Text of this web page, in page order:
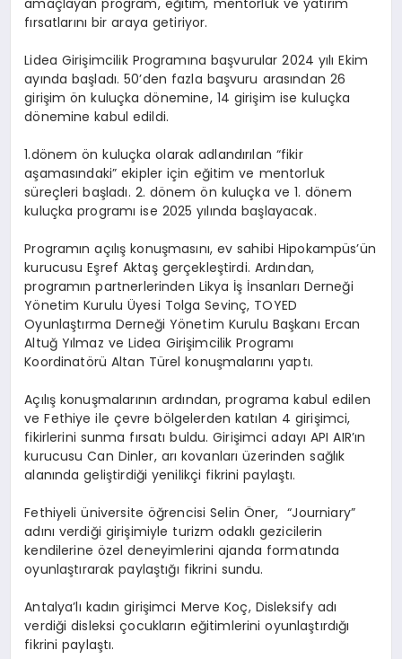
fırsatlarını bir araya getiriyor.
Lidea Girişimcilik Programına başvurular 2024 yılı Ekim
ayında başladı. 50’den fazla başvuru arasından 26
girişim ön kuluçka dönemine, 14 girişim ise kuluçka
dönemine kabul edildi.
1.dönem ön kuluçka olarak adlandırılan “fikir
aşamasındaki” ekipler için eğitim ve mentorluk
süreçleri başladı. 2. dönem ön kuluçka ve 1. dönem
kuluçka programı ise 2025 yılında başlayacak.
Programın açılış konuşmasını, ev sahibi Hipokampüs’ün
kurucusu Eşref Aktaş gerçekleştirdi. Ardından,
programın partnerlerinden Likya İş İnsanları Derneği
Yönetim Kurulu Üyesi Tolga Sevinç, TOYED
Oyunlaştırma Derneği Yönetim Kurulu Başkanı Ercan
Altuğ Yılmaz ve Lidea Girişimcilik Programı
Koordinatörü Altan Türel konuşmalarını yaptı.
Açılış konuşmalarının ardından, programa kabul edilen
ve Fethiye ile çevre bölgelerden katılan 4 girişimci,
fikirlerini sunma fırsatı buldu. Girişimci adayı API AIR’ın
kurucusu Can Dinler, arı kovanları üzerinden sağlık
alanında geliştirdiği yenilikçi fikrini paylaştı.
Fethiyeli üniversite öğrencisi Selin Öner, “Journiary”
adını verdiği girişimiyle turizm odaklı gezicilerin
kendilerine özel deneyimlerini ajanda formatında
oyunlaştırarak paylaştığı fikrini sundu.
Antalya’lı kadın girişimci Merve Koç, Disleksify adı
verdiği disleksi çocukların eğitimlerini oyunlaştırdığı
fikrini paylaştı.